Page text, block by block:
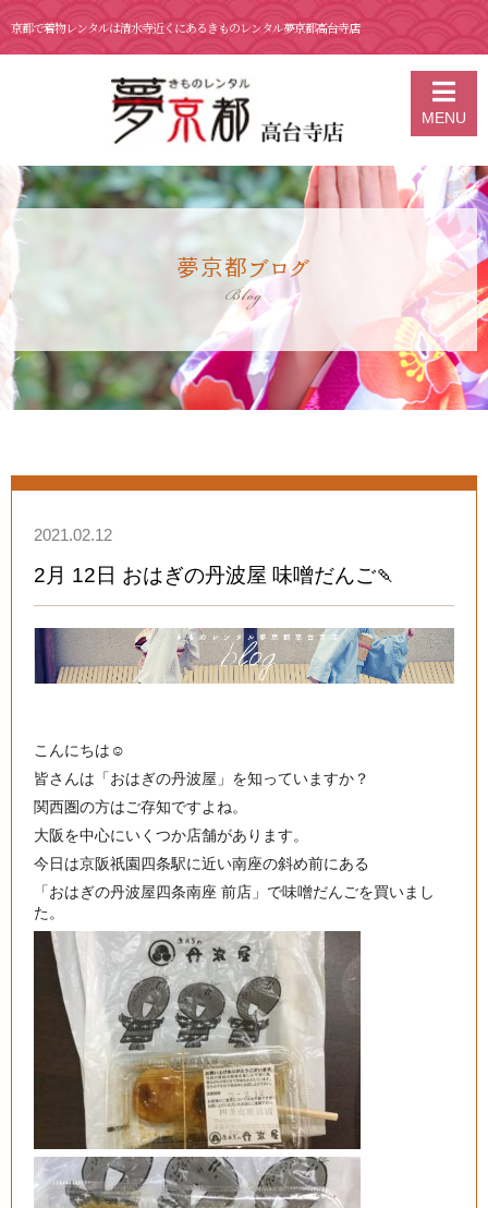
京都で着物レンタルは清水寺近くにあるきものレンタル夢京都高台寺店
MENU
京都の着物レンタル 夢京都 高台寺店
2月 12日 おはぎの丹
波屋 味噌だんご🍡
夢京都ブログ
Blog
2021.02.12
2月 12日 おはぎの丹波屋 味噌だんご🍡
こんにちは☺️
皆さんは「おはぎの丹波屋」を知っていますか？
関西圏の方はご存知ですよね。
大阪を中心にいくつか店舗があります。
今日は京阪祇園四条駅に近い南座の斜め前にある
「おはぎの丹波屋四条南座 前店」で味噌だんごを買いまし
た。